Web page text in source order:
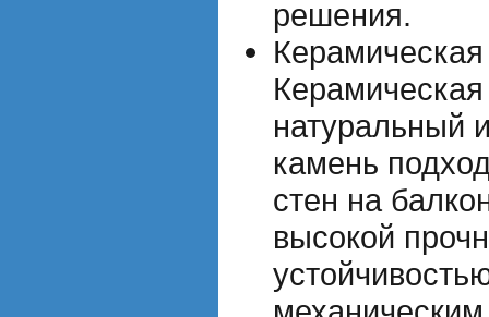
решения.
натуральный
камень
стен на
высокой